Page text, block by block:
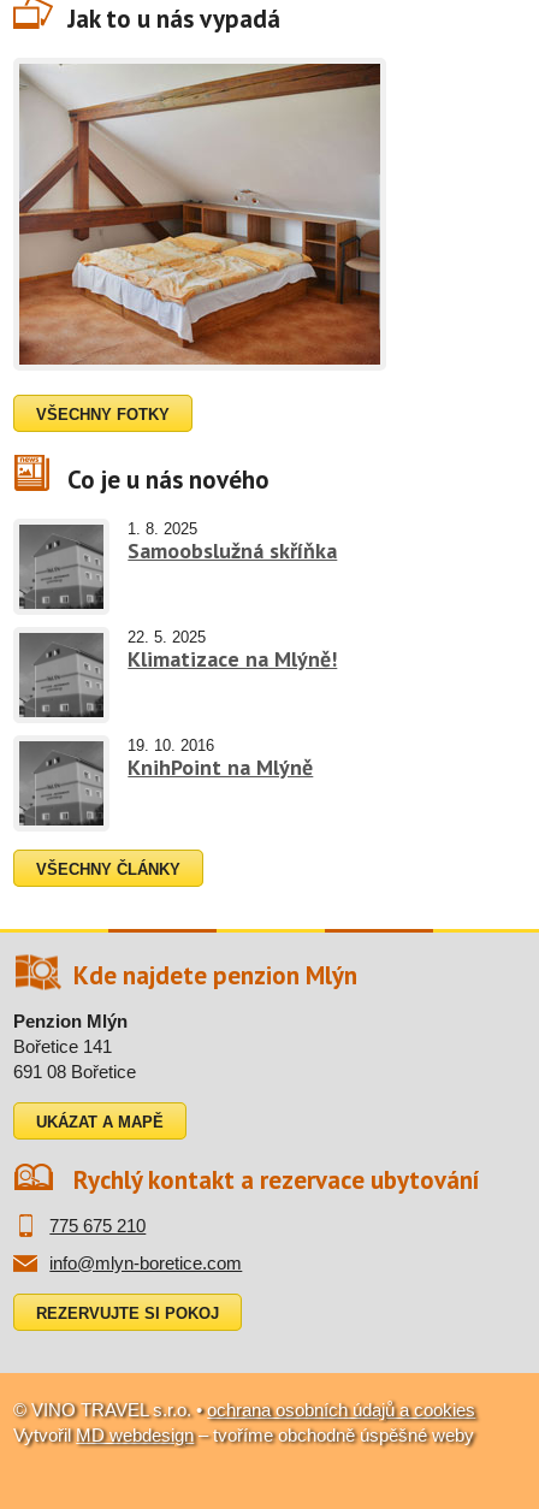
Jak to u nás vypadá
VŠECHNY FOTKY
Co je u nás nového
1. 8. 2025
Samoobslužná skříňka
22. 5. 2025
Klimatizace na Mlýně!
19. 10. 2016
KnihPoint na Mlýně
VŠECHNY ČLÁNKY
Kde najdete penzion Mlýn
Penzion Mlýn
Bořetice 141
691 08 Bořetice
UKÁZAT A MAPĚ
Rychlý kontakt a rezervace ubytování
775 675 210
info@mlyn-boretice.com
REZERVUJTE SI POKOJ
© VINO TRAVEL s.r.o. •ochrana osobních údajů a cookies
VytvořilMD webdesign– tvoříme obchodně úspěšné weby